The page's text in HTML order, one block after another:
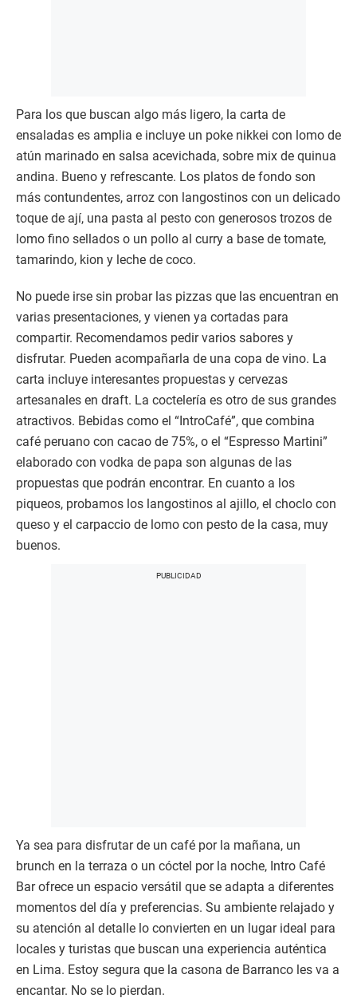
Para los que buscan algo más ligero, la carta de
ensaladas es amplia e incluye un poke nikkei con lomo de
atún marinado en salsa acevichada, sobre mix de quinua
andina. Bueno y refrescante. Los platos de fondo son
más contundentes, arroz con langostinos con un delicado
toque de ají, una pasta al pesto con generosos trozos de
lomo fino sellados o un pollo al curry a base de tomate,
tamarindo, kion y leche de coco.
No puede irse sin probar las pizzas que las encuentran en
varias presentaciones, y vienen ya cortadas para
compartir. Recomendamos pedir varios sabores y
disfrutar. Pueden acompañarla de una copa de vino. La
carta incluye interesantes propuestas y cervezas
artesanales en draft. La coctelería es otro de sus grandes
atractivos. Bebidas como el “IntroCafé”, que combina
café peruano con cacao de 75%, o el “Espresso Martini”
elaborado con vodka de papa son algunas de las
propuestas que podrán encontrar. En cuanto a los
piqueos, probamos los langostinos al ajillo, el choclo con
queso y el carpaccio de lomo con pesto de la casa, muy
buenos.
Ya sea para disfrutar de un café por la mañana, un
brunch en la terraza o un cóctel por la noche, Intro Café
Bar ofrece un espacio versátil que se adapta a diferentes
momentos del día y preferencias. Su ambiente relajado y
su atención al detalle lo convierten en un lugar ideal para
locales y turistas que buscan una experiencia auténtica
en Lima. Estoy segura que la casona de Barranco les va a
encantar. No se lo pierdan.